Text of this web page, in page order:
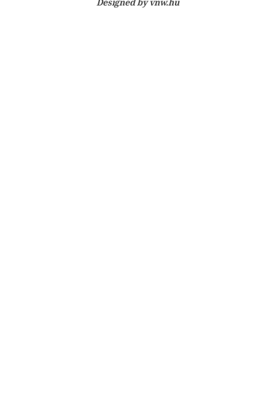
Designed byvnw.hu